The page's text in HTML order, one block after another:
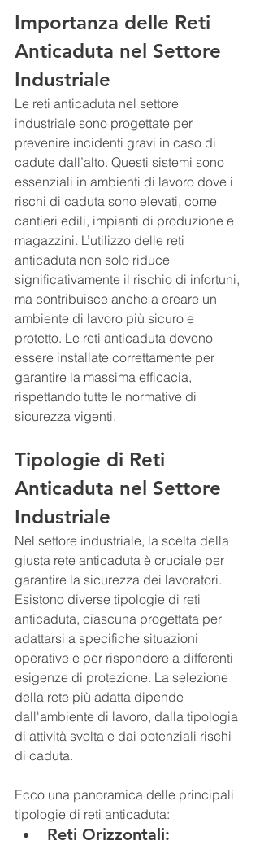
Importanza delle Reti
Anticaduta nel Settore
Industriale
Le reti anticaduta nel settore
industriale sono progettate per
prevenire incidenti gravi in caso di
cadute dall’alto. Questi sistemi sono
essenziali in ambienti di lavoro dove i
rischi di caduta sono elevati, come
cantieri edili, impianti di produzione e
magazzini. L’utilizzo delle reti
anticaduta non solo riduce
significativamente il rischio di infortuni,
ma contribuisce anche a creare un
ambiente di lavoro più sicuro e
protetto. Le reti anticaduta devono
essere installate correttamente per
garantire la massima efficacia,
rispettando tutte le normative di
sicurezza vigenti.
Tipologie di Reti
Anticaduta nel Settore
Industriale
Nel settore industriale, la scelta della
giusta rete anticaduta è cruciale per
garantire la sicurezza dei lavoratori.
Esistono diverse tipologie di reti
anticaduta, ciascuna progettata per
adattarsi a specifiche situazioni
operative e per rispondere a differenti
esigenze di protezione. La selezione
della rete più adatta dipende
dall'ambiente di lavoro, dalla tipologia
di attività svolta e dai potenziali rischi
di caduta.
Ecco una panoramica delle principali
tipologie di reti anticaduta:
Reti Orizzontali: